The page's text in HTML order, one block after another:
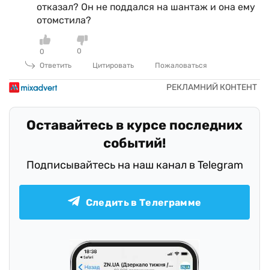
отказал? Он не поддался на шантаж и она ему
отомстила?
0
0
Ответить
Цитировать Пожаловаться
Оставайтесь в курсе последних
событий!
Подписывайтесь на наш канал в Telegram
Следить в Телеграмме